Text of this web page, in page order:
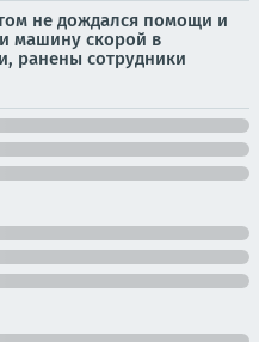
не дождался помощи и
машину скорой в
ранены сотрудники